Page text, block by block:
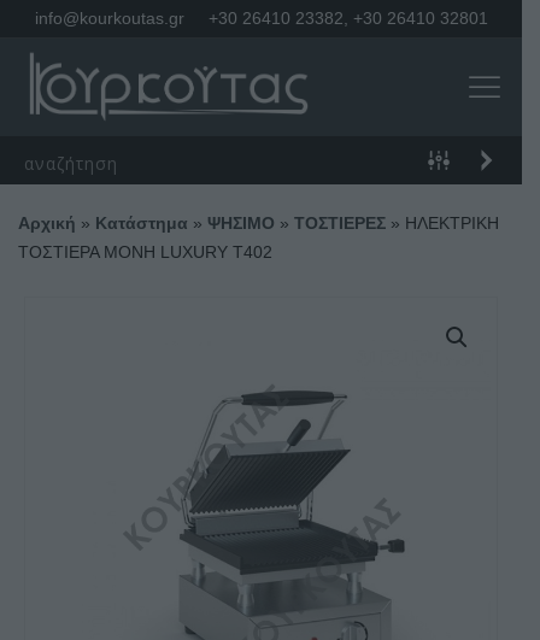
info@kourkoutas.gr +30 26410 23382 +30 26410 32801
Αρχική » Κατάστημα » ΨΗΣΙΜΟ » ΤΟΣΤΙΕΡΕΣ » ΗΛΕΚΤΡΙΚΗ
ΤΟΣΤΙΕΡΑ ΜΟΝΗ LUXURY T402